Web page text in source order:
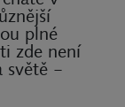
plné
zde není
světě –